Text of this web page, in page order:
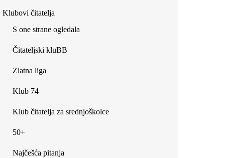
Klubovi čitatelja
S one strane ogledala
Čitateljski kluBB
Zlatna liga
Klub 74
Klub čitatelja za srednjoškolce
50+
Najčešća pitanja